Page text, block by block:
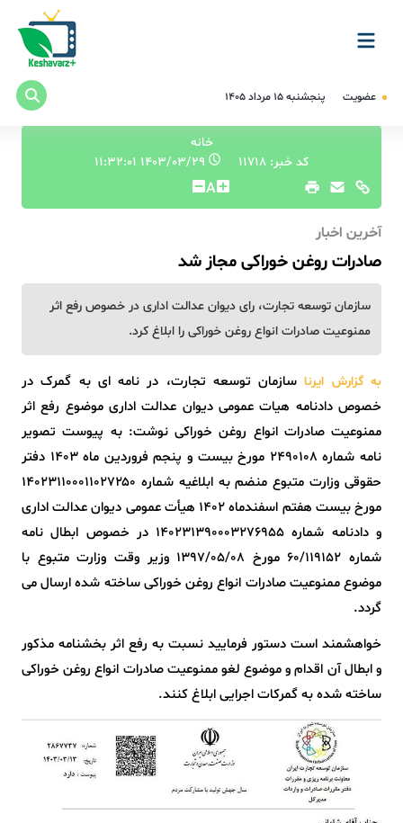
عضویت پنجشنبه ۱۵ مرداد ۱۴۰۵
خانه
کد خبر: 11718
A
آخرین اخبار
صادرات روغن خوراکی مجاز شد
سازمان توسعه تجارت، رای دیوان عدالت اداری در خصوص رفع اثر
ممنوعیت صادرات انواع روغن خوراکی را ابلاغ کرد.
به گزارش ایرناسازمان توسعه تجارت، در نامه ای به گمرک در
خصوص دادنامه هیات عمومی دیوان عدالت اداری موضوع رفع اثر
ممنوعیت صادرات انواع روغن خوراکی نوشت: به پیوست تصویر
نامه شماره ۲۴۹۰۱۰۸ مورخ بیست و پنجم فروردین ماه ۱۴۰۳ دفتر
حقوقی وزارت متبوع منضم به ابلاغیه شماره ۱۴۰۲۳۱۱۰۰۰۱۱۰۲۷۲۵۰
مورخ بیست هفتم اسفندماه ۱۴۰۲ هیأت عمومی دیوان عدالت اداری
و دادنامه شماره ۱۴۰۲۳۱۳۹۰۰۰۳۲۷۶۹۵۵ در خصوص ابطال نامه
شماره ۶۰/۱۱۹۱۵۲ مورخ ۱۳۹۷/۰۵/۰۸ وزیر وقت وزارت متبوع با
موضوع ممنوعیت صادرات انواع روغن خوراکی ساخته شده ارسال می
گردد.
خواهشمند است دستور فرمایید نسبت به رفع اثر بخشنامه مذکور
و ابطال آن اقدام و موضوع لغو ممنوعیت صادرات انواع روغن خوراکی
ساخته شده به گمرکات اجرایی ابلاغ کنند.